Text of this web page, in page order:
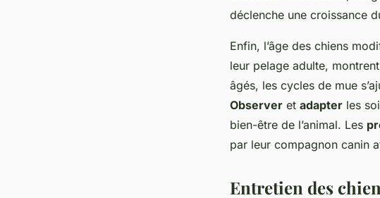
déclenche une croissance
Enfin, l’âge des chiens
leur pelage adulte,
âgés, les cycles de mue
Observer et adapter les
bien-être de l’animal. Les
par leur compagnon canin
Entretien des